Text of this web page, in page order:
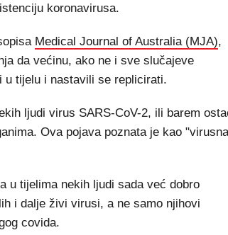
koronavirusa.
Medical Journal of Australia (MJA),
da većinu, ako ne i sve slučajeve
u tijelu i nastavili se replicirati.
ljudi virus SARS-CoV-2, ili barem
Ova pojava poznata je kao "virusna
u tijelima nekih ljudi sada već dobro
i dalje živi virusi, a ne samo njihovi
covida.